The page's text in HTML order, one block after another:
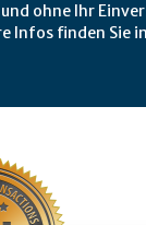
ohne Ihr
Infos finden Sie